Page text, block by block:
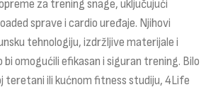
za trening snage, uključujući
sprave i cardio uređaje. Njihovi
tehnologiju, izdržljive materijale i
bi omogućili efikasan i siguran trening. Bilo
teretani ili kućnom fitness studiju, 4Life